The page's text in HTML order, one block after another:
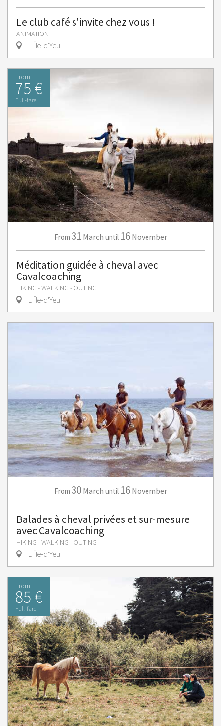
Le club café s'invite chez vous !
ANIMATION
L' Île-d'Yeu
From
75 €
Full-fare
From 31 March until 16 November
Méditation guidée à cheval avec
Cavalcoaching
HIKING - WALKING - OUTING
L' Île-d'Yeu
From 30 March until 16 November
Balades à cheval privées et sur-mesure
avec Cavalcoaching
HIKING - WALKING - OUTING
L' Île-d'Yeu
From
85 €
Full-fare